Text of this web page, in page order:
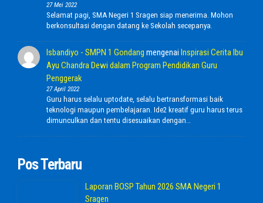
27 Mei 2022
Selamat pagi, SMA Negeri 1 Sragen siap menerima. Mohon
berkonsultasi dengan datang ke Sekolah secepanya.
Isbandiyo - SMPN 1 Gondang mengenai Inspirasi Cerita Ibu
Ayu Chandra Dewi dalam Program Pendidikan Guru
Penggerak
27 April 2022
Guru harus selalu uptodate, selalu bertransformasi baik
teknologi maupun pembelajaran. Ide2 kreatif guru harus terus
dimunculkan dan tentu disesuaikan dengan…
Pos Terbaru
Laporan BOSP Tahun 2026 SMA Negeri 1
Sragen